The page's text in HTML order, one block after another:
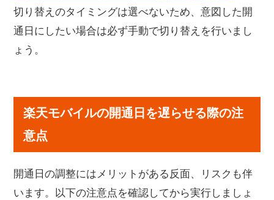
切り替えのタイミングは選べないため、意図した開
通日にしたい場合は必ず手動で切り替えを行いまし
ょう。
楽天モバイルの開通日を遅らせる際の注
意点
開通日の調整にはメリットがある反面、リスクも伴
います。以下の注意点を確認してから実行しましょ